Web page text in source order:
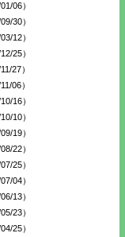
06）
30）
12）
25）
27）
06）
16）
10）
19）
22）
25）
04）
13）
23）
25）